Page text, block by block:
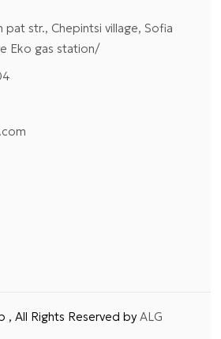
pat str., Chepintsi village, Sofia
Eko gas station/
, All Rights Reserved byALG